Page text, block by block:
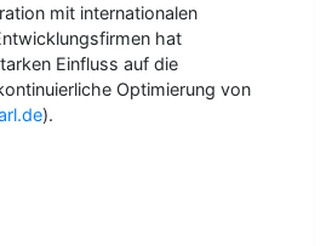
mit internationalen
hat
Einfluss auf die
Optimierung von
).